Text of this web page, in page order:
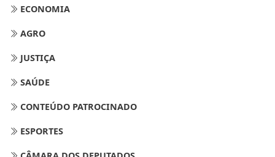
ECONOMIA
AGRO
JUSTIÇA
SAÚDE
CONTEÚDO PATROCINADO
ESPORTES